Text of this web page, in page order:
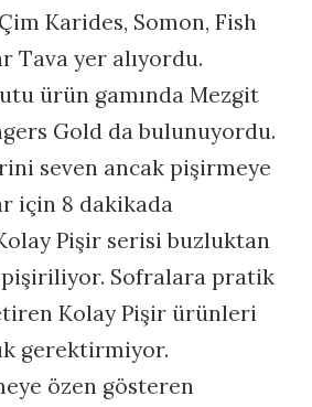
Karides, Somon, Fish
Tava yer alıyordu.
ürün gamında Mezgit
Gold da bulunuyordu.
seven ancak pişirmeye
için 8 dakikada
Pişir serisi buzluktan
pişiriliyor. Sofralara pratik
Kolay Pişir ürünleri
gerektirmiyor.
özen gösteren